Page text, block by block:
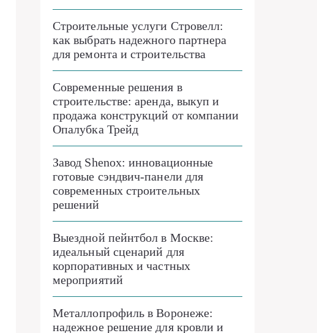
Строительные услуги Стровелл:
как выбрать надежного партнера
для ремонта и строительства
Современные решения в
строительстве: аренда, выкуп и
продажа конструкций от компании
Опалубка Трейд
Завод Shenox: инновационные
готовые сэндвич-панели для
современных строительных
решений
Выездной пейнтбол в Москве:
идеальный сценарий для
корпоративных и частных
мероприятий
Металлопрофиль в Воронеже:
надежное решение для кровли и